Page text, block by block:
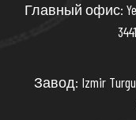
Главный офис:
Завод: Izmir